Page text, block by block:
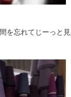
を忘れてじーっと見